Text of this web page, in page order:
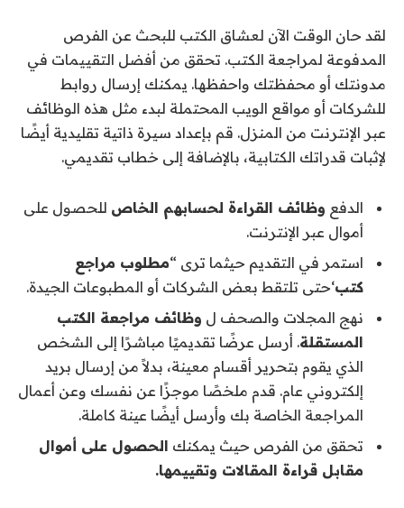
لقد حان الوقت الآن لعشاق الكتب للبحث عن الفرص
المدفوعة لمراجعة الكتب. تحقق من أفضل التقييمات في
مدونتك أو محفظتك واحفظها. يمكنك إرسال روابط
للشركات أو مواقع الويب المحتملة لبدء مثل هذه الوظائف
عبر الإنترنت من المنزل. قم بإعداد سيرة ذاتية تقليدية أيضًا
لإثبات قدراتك الكتابية، بالإضافة إلى خطاب تقديمي.
الدفع وظائف القراءة لحسابهم الخاص للحصول على
أموال عبر الإنترنت.
استمر في التقديم حيثما ترى “مطلوب مراجع
كتب‘حتى تلتقط بعض الشركات أو المطبوعات الجيدة.
نهج المجلات والصحف ل وظائف مراجعة الكتب
المستقلة. أرسل عرضًا تقديميًا مباشرًا إلى الشخص
الذي يقوم بتحرير أقسام معينة، بدلاً من إرسال بريد
إلكتروني عام. قدم ملخصًا موجزًا ​​عن نفسك وعن أعمال
المراجعة الخاصة بك وأرسل أيضًا عينة كاملة.
تحقق من الفرص حيث يمكنك الحصول على أموال
مقابل قراءة المقالات وتقييمها.